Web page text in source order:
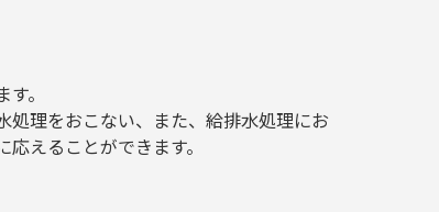
。
理をおこない、また、給排水処理にお
えることができます。